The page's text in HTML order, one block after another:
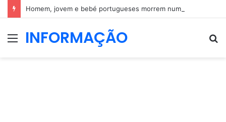
MenuINFORMAÇÃO